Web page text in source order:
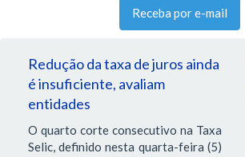
Receba por e-mail
Redução da taxa de juros ainda
é insuficiente, avaliam
entidades
O quarto corte consecutivo na Taxa
Selic, definido nesta quarta-feira (5)